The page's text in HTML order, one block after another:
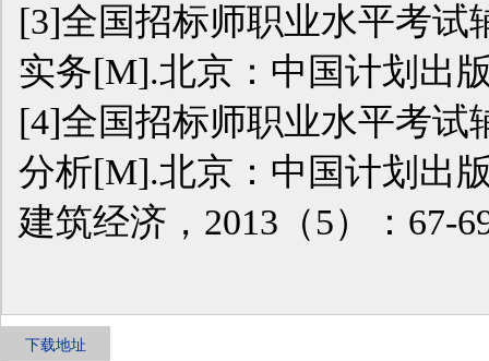
[3]全国招标师职业水平考试
实务[M].北京：中国计划出
[4]全国招标师职业水平考试
分析[M].北京：中国计划出
建筑经济，2013（5）：67-
下载地址